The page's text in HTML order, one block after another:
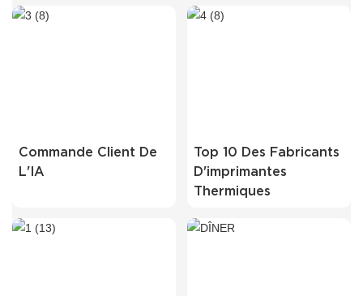
Commande Client De
L'IA
Top 10 Des Fabricants
D'imprimantes
Thermiques